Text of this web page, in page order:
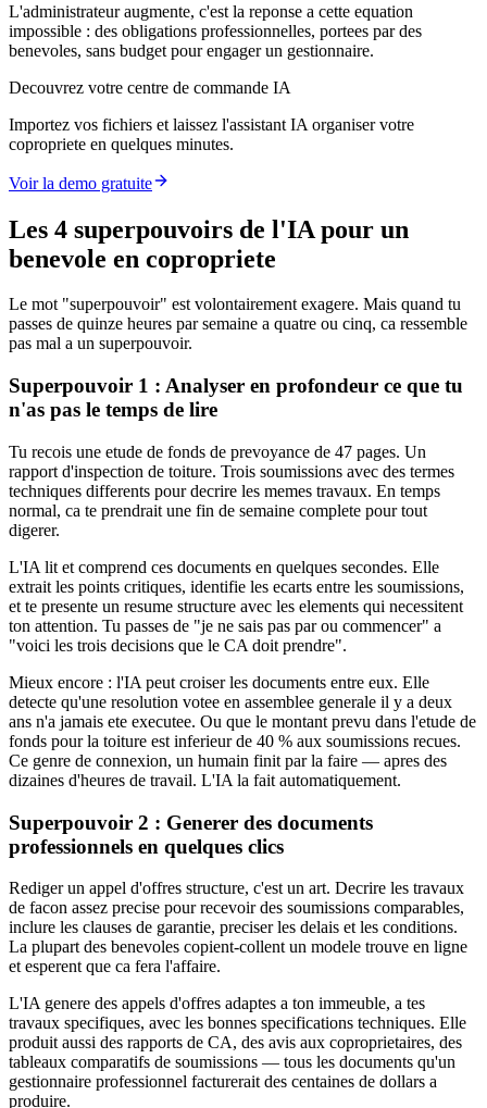
L'administrateur augmente, c'est la reponse a cette equation
impossible : des obligations professionnelles, portees par des
benevoles, sans budget pour engager un gestionnaire.
Decouvrez votre centre de commande IA
Importez vos fichiers et laissez l'assistant IA organiser votre
copropriete en quelques minutes.
Voir la demo gratuite
Les 4 superpouvoirs de l'IA pour un
benevole en copropriete
Le mot "superpouvoir" est volontairement exagere. Mais quand tu
passes de quinze heures par semaine a quatre ou cinq, ca ressemble
pas mal a un superpouvoir.
Superpouvoir 1 : Analyser en profondeur ce que tu
n'as pas le temps de lire
Tu recois une etude de fonds de prevoyance de 47 pages. Un
rapport d'inspection de toiture. Trois soumissions avec des termes
techniques differents pour decrire les memes travaux. En temps
normal, ca te prendrait une fin de semaine complete pour tout
digerer.
L'IA lit et comprend ces documents en quelques secondes. Elle
extrait les points critiques, identifie les ecarts entre les soumissions,
et te presente un resume structure avec les elements qui necessitent
ton attention. Tu passes de "je ne sais pas par ou commencer" a
"voici les trois decisions que le CA doit prendre".
Mieux encore : l'IA peut croiser les documents entre eux. Elle
detecte qu'une resolution votee en assemblee generale il y a deux
ans n'a jamais ete executee. Ou que le montant prevu dans l'etude de
fonds pour la toiture est inferieur de 40 % aux soumissions recues.
Ce genre de connexion, un humain finit par la faire — apres des
dizaines d'heures de travail. L'IA la fait automatiquement.
Superpouvoir 2 : Generer des documents
professionnels en quelques clics
Rediger un appel d'offres structure, c'est un art. Decrire les travaux
de facon assez precise pour recevoir des soumissions comparables,
inclure les clauses de garantie, preciser les delais et les conditions.
La plupart des benevoles copient-collent un modele trouve en ligne
et esperent que ca fera l'affaire.
L'IA genere des appels d'offres adaptes a ton immeuble, a tes
travaux specifiques, avec les bonnes specifications techniques. Elle
produit aussi des rapports de CA, des avis aux coproprietaires, des
tableaux comparatifs de soumissions — tous les documents qu'un
gestionnaire professionnel facturerait des centaines de dollars a
produire.